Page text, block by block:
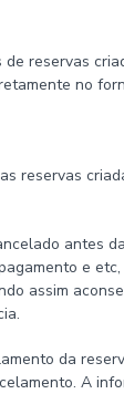
reservas
no
reservas
antes
e
assim
da
A